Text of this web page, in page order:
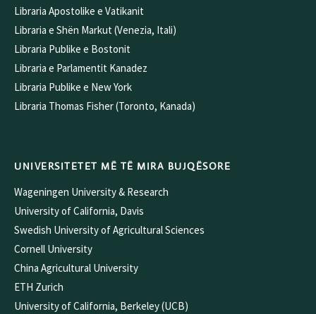
Libraria Apostolike e Vatikanit
Libraria e Shën Markut (Venezia, Itali)
Libraria Publike e Bostonit
Libraria e Parlamentit Kanadez
Libraria Publike e New York
Libraria Thomas Fisher (Toronto, Kanada)
UNIVERSITETET MË TË MIRA BUJQËSORE
Wageningen University & Research
University of California, Davis
Swedish University of Agricultural Sciences
Cornell University
China Agricultural University
ETH Zurich
University of California, Berkeley (UCB)